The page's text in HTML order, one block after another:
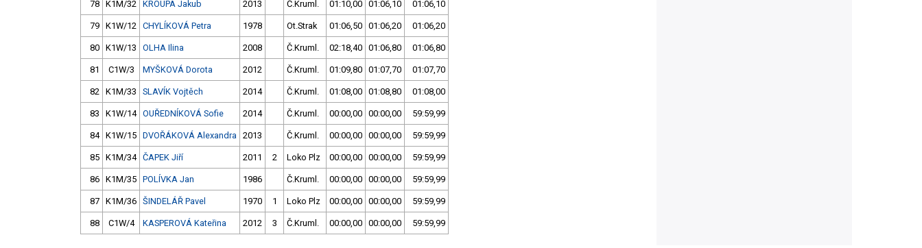
78 K1M/32 KROUPA Jakub 2013 Č.Kruml. 01:10,00 01:06,10 01:06,10
79 K1W/12 CHYLÍKOVÁ Petra 1978 Ot.Strak 01:06,50 01:06,20 01:06,20
80 K1W/13 OLHA Ilina 2008 Č.Kruml. 02:18,40 01:06,80 01:06,80
81 C1W/3 MYŠKOVÁ Dorota 2012 Č.Kruml. 01:09,80 01:07,70 01:07,70
82 K1M/33 SLAVÍK Vojtěch 2014 Č.Kruml. 01:08,00 01:08,80 01:08,00
83 K1W/14 OUŘEDNÍKOVÁ Sofie 2014 Č.Kruml. 00:00,00 00:00,00 59:59,99
84 K1W/15 DVOŘÁKOVÁ Alexandra 2013 Č.Kruml. 00:00,00 00:00,00 59:59,99
85 K1M/34 ČAPEK Jiří 2011 2 Loko Plz 00:00,00 00:00,00 59:59,99
86 K1M/35 POLÍVKA Jan 1986 Č.Kruml. 00:00,00 00:00,00 59:59,99
87 K1M/36 ŠINDELÁŘ Pavel 1970 1 Loko Plz 00:00,00 00:00,00 59:59,99
88 C1W/4 KASPEROVÁ Kateřina 2012 3 Č.Kruml. 00:00,00 00:00,00 59:59,99